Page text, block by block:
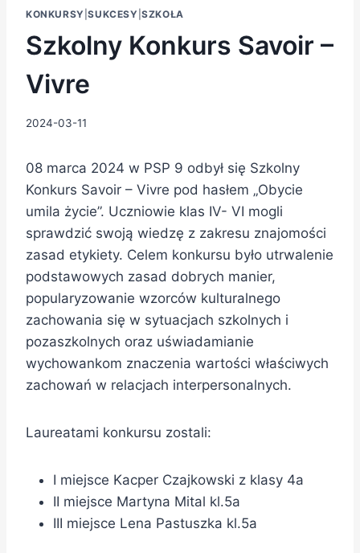
KONKURSY |SUKCESY |SZKOŁA
Szkolny Konkurs Savoir –
Vivre
2024-03-11
08 marca 2024 w PSP 9 odbył się Szkolny
Konkurs Savoir – Vivre pod hasłem „Obycie
umila życie”. Uczniowie klas IV- VI mogli
sprawdzić swoją wiedzę z zakresu znajomości
zasad etykiety. Celem konkursu było utrwalenie
podstawowych zasad dobrych manier,
popularyzowanie wzorców kulturalnego
zachowania się w sytuacjach szkolnych i
pozaszkolnych oraz uświadamianie
wychowankom znaczenia wartości właściwych
zachowań w relacjach interpersonalnych.
Laureatami konkursu zostali:
I miejsce Kacper Czajkowski z klasy 4a
II miejsce Martyna Mital kl.5a
III miejsce Lena Pastuszka kl.5a